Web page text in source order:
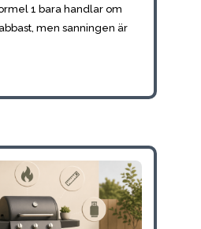
1 bara handlar om
men sanningen är